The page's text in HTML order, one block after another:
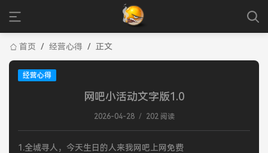
首页 / 经营心得 / 正文
经营心得
网吧小活动文字版1.0
2026-04-28 / 202 阅读
1.全城寻人，今天生日的人来我网吧上网免费